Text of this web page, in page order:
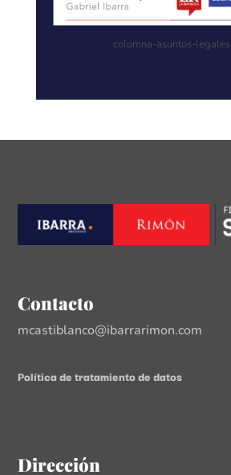
columna-asuntos-legales
Contacto
mcastiblanco@ibarrarimon.com
Política de tratamiento de datos
Dirección